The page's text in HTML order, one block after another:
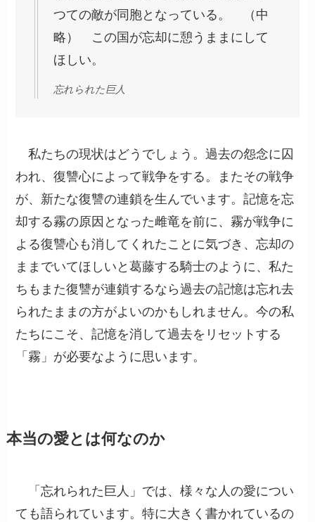
つての敵が同胞となっている。 （中
略） この国が忘却に憩うままにして
ほしい。
忘れられた巨人
私たちの現状はどうでしょう。過去の怨念に囚
われ、復讐心によって戦争をする。またその戦争
が、新たな復讐の連鎖を生んでいます。記憶を忘
却する霧の原因となった雌竜を前に、霧が戦争に
よる復讐心も消してくれたことに気づき、忘却の
ままでいてほしいと葛藤する騎士のように、私た
ちもまた復讐が連鎖するなら過去の記憶は忘れ去
られたままの方がよいのかもしれません。今の私
たちにこそ、記憶を消して過去をリセットする
「霧」が必要なように思います。
本当の愛とは何なのか
「忘れられた巨人」では、様々な人の愛につい
ても語られています。特に大きく書かれているの